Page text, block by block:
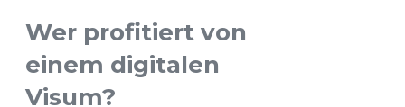
Wer profitiert von
einem digitalen
Visum?